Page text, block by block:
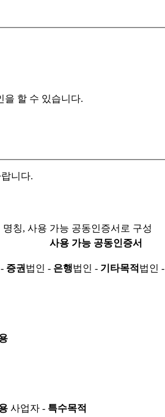
을 할 수 있습니다.
니다.
칭, 사용 가능 공동인증서로 구성
사용 가능 공동인증서
증권 법인 - 은행법인 - 기타목적 법인 -
사업자 - 특수목적